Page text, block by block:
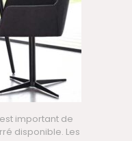
important de
disponible. Les